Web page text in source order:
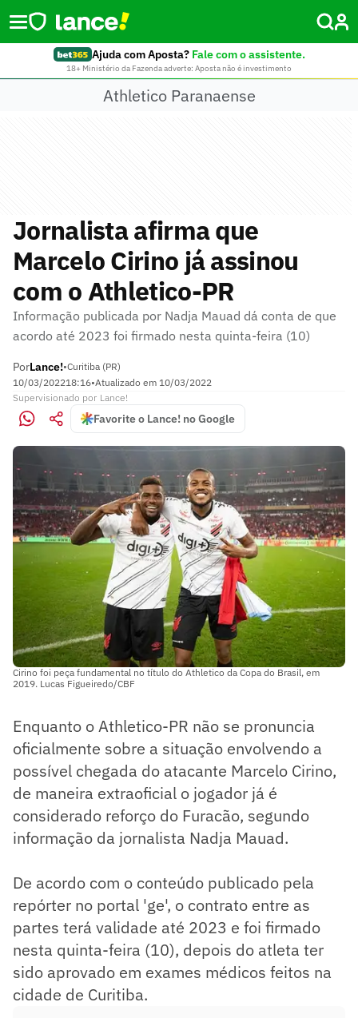
Ajuda com Aposta? Fale com o assistente.
18+ Ministério da Fazenda adverte: Aposta não é investimento
Athletico Paranaense
Jornalista afirma que
Marcelo Cirino já assinou
com o Athletico-PR
Informação publicada por Nadja Mauad dá conta de que
acordo até 2023 foi firmado nesta quinta-feira (10)
PorLance!•Curitiba (PR)
10/03/202218:16•Atualizado em 10/03/2022
Supervisionado por Lance!
Favorite o Lance! no Google
Cirino foi peça fundamental no título do Athletico da Copa do Brasil, em
2019. Lucas Figueiredo/CBF
Enquanto o Athletico-PR não se pronuncia
oficialmente sobre a situação envolvendo a
possível chegada do atacante Marcelo Cirino,
de maneira extraoficial o jogador já é
considerado reforço do Furacão, segundo
informação da jornalista Nadja Mauad.
De acordo com o conteúdo publicado pela
repórter no portal 'ge', o contrato entre as
partes terá validade até 2023 e foi firmado
nesta quinta-feira (10), depois do atleta ter
sido aprovado em exames médicos feitos na
cidade de Curitiba.